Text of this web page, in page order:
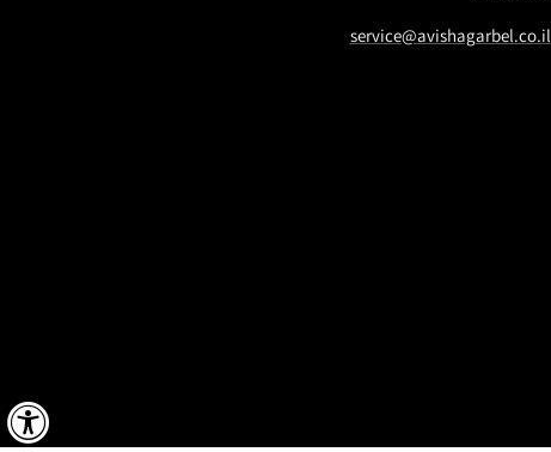
service@avishagarbel.co.il